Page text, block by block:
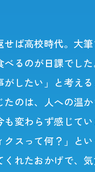
ば高校時代。大
べるのが日課でし
がしたい」と考え
のは、人への温
変わらず感じて
スって何？」と
れたおかげで、